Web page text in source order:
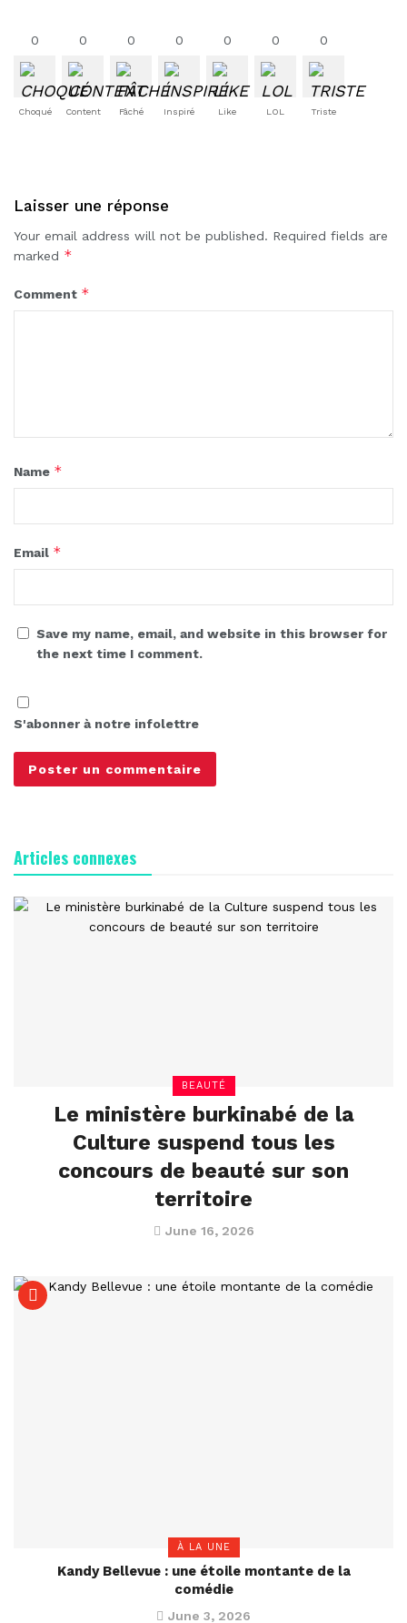
0
Choqué
0
Content
0
Fâché
0
Inspiré
0
Like
0
LOL
0
Triste
Laisser une réponse
Your email address will not be published. Required fields are
marked *
Comment *
Name *
Email *
Save my name, email, and website in this browser for
the next time I comment.
S'abonner à notre infolettre
Articles connexes
BEAUTÉ
Le ministère burkinabé de la
Culture suspend tous les
concours de beauté sur son
territoire
June 16, 2026
À LA UNE
Kandy Bellevue : une étoile montante de la
comédie
June 3, 2026